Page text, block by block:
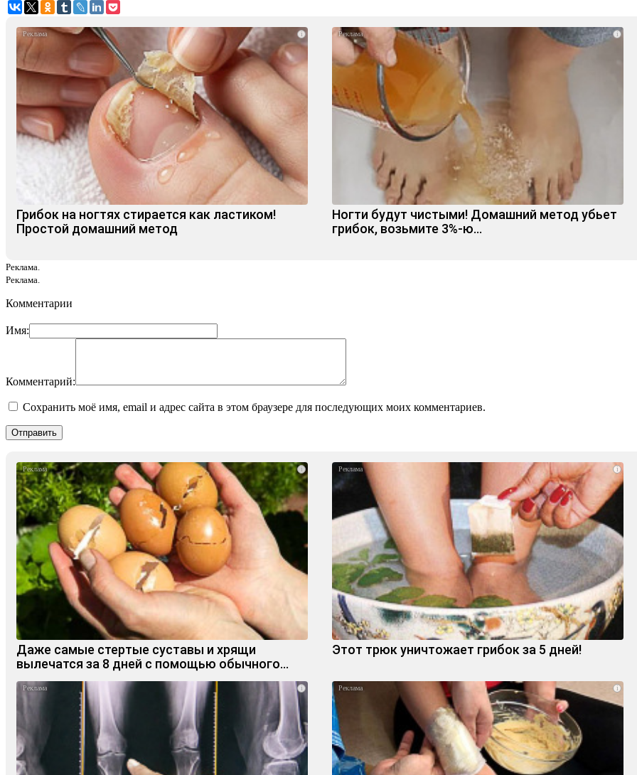
i
Грибок на ногтях стирается как ластиком!
Простой домашний метод
i
Ногти будут чистыми! Домашний метод убьет
грибок, возьмите 3%-ю…
Реклама.
Реклама.
Комментарии
Имя:
Комментарий:
Сохранить моё имя, email и адрес сайта в этом браузере для последующих моих комментариев.
i
Даже самые стертые суставы и хрящи
вылечатся за 8 дней с помощью обычного…
i
Этот трюк уничтожает грибок за 5 дней!
i i